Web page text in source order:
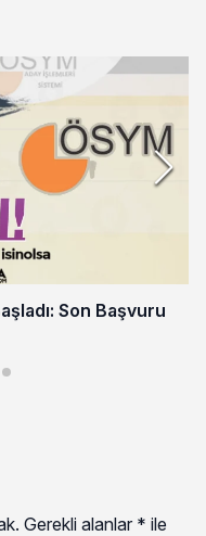
Son Başvuru
Gerekli alanlar * ile